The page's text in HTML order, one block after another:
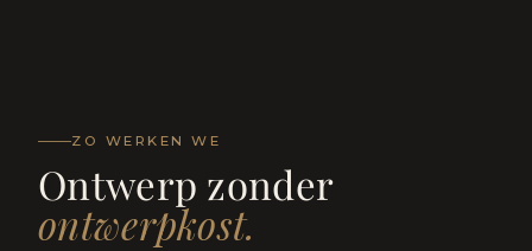
ZO WERKEN WE
Ontwerp zonder
ontwerpkost.